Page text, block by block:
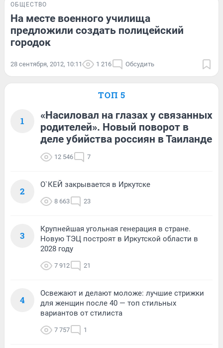
ОБЩЕСТВО
На месте военного училища
предложили создать полицейский
городок
28 сентября, 2012, 10:11 1 216 Обсудить
ТОП 5
1
«Насиловал на глазах у связанных
родителей». Новый поворот в
деле убийства россиян в Таиланде
12 546 7
2
О`КЕЙ закрывается в Иркутске
8 663 23
3
Крупнейшая угольная генерация в стране.
Новую ТЭЦ построят в Иркутской области в
2028 году
7 912 21
4
Освежают и делают моложе: лучшие стрижки
для женщин после 40 — топ стильных
вариантов от стилиста
7 757 1